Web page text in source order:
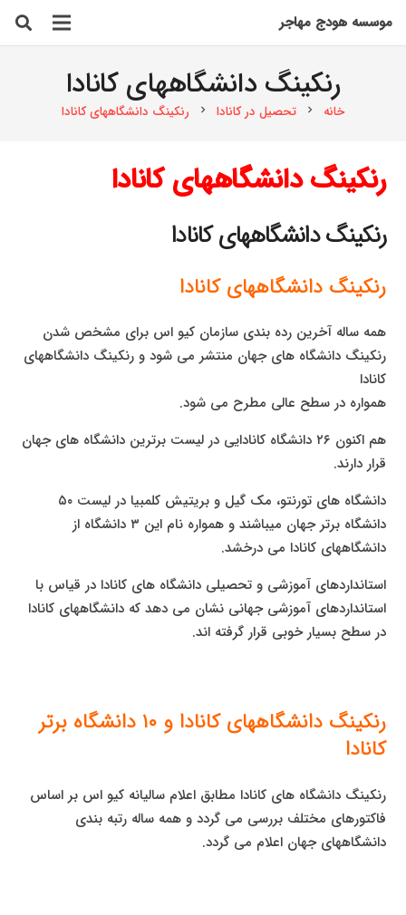
موسسه هودج مهاجر
رنکینگ دانشگاههای کانادا
خانه chevron_right تحصیل در کانادا chevron_right رنکینگ دانشگاههای کانادا
رنکینگ دانشگاههای کانادا
رنکینگ دانشگاههای کانادا
رنکینگ دانشگاههای کانادا
همه ساله آخرین رده بندی سازمان کیو اس برای مشخص شدن
رنکینگ دانشگاه های جهان منتشر می شود و رنکینگ دانشگاههای
کانادا
همواره در سطح عالی مطرح می شود.
هم اکنون ۲۶ دانشگاه کانادایی در لیست برترین دانشگاه های جهان
قرار دارند.
دانشگاه های تورنتو، مک گیل و بریتیش کلمبیا در لیست ۵۰
دانشگاه برتر جهان میباشند و همواره نام این ۳ دانشگاه از
دانشگاههای کانادا می درخشد.
استانداردهای آموزشی و تحصیلی دانشگاه های کانادا در قیاس با
استانداردهای آموزشی جهانی نشان می دهد که دانشگاههای کانادا
در سطح بسیار خوبی قرار گرفته اند.
رنکینگ دانشگاههای کانادا و ۱۰ دانشگاه برتر
کانادا
رنکینگ دانشگاه های کانادا مطابق اعلام سالیانه کیو اس بر اساس
فاکتورهای مختلف بررسی می گردد و همه ساله رتبه بندی
دانشگاههای جهان اعلام می گردد.